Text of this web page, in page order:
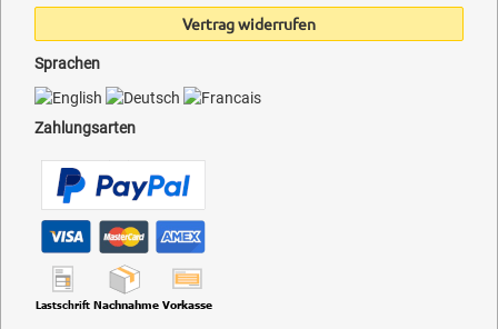
Vertrag widerrufen
Sprachen
Zahlungsarten